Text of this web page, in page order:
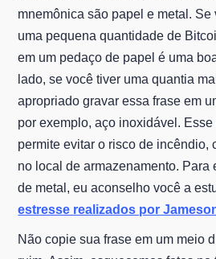
mnemônica são papel e metal. Se
uma pequena quantidade de
em um pedaço de papel é uma
lado, se você tiver uma quantia
apropriado gravar essa frase em
por exemplo, aço inoxidável.
permite evitar o risco de incêndio,
no local de armazenamento. Para
de metal, eu aconselho você a
estresse realizados por
Não copie sua frase em um meio